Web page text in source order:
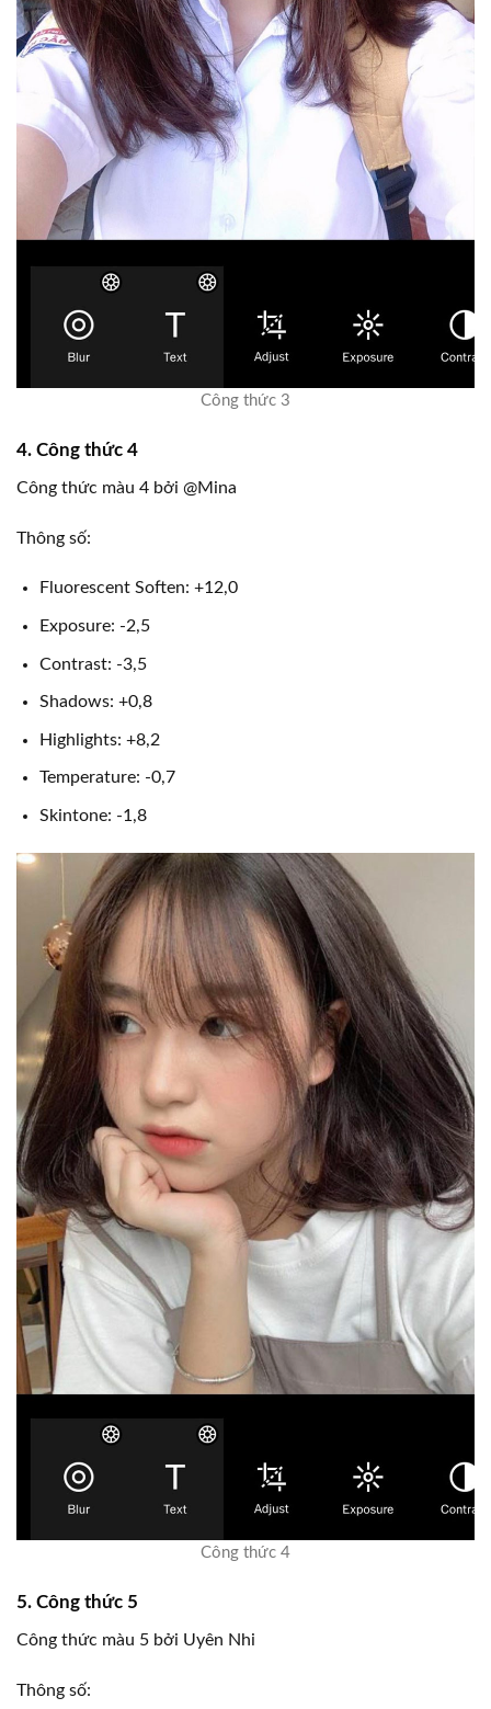
Công thức 3
4. Công thức 4
Công thức màu 4 bởi @Mina
Thông số:
Fluorescent Soften: +12,0
Exposure: -2,5
Contrast: -3,5
Shadows: +0,8
Highlights: +8,2
Temperature: -0,7
Skintone: -1,8
Công thức 4
5. Công thức 5
Công thức màu 5 bởi Uyên Nhi
Thông số: